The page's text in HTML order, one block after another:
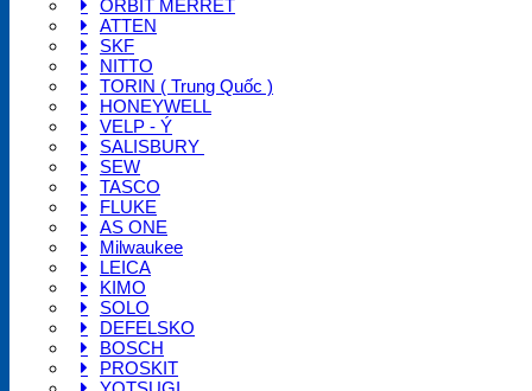
ORBIT MERRET
ATTEN
SKF
NITTO
TORIN ( Trung Quốc )
HONEYWELL
VELP - Ý
SALISBURY
SEW
TASCO
FLUKE
AS ONE
Milwaukee
LEICA
KIMO
SOLO
DEFELSKO
BOSCH
PROSKIT